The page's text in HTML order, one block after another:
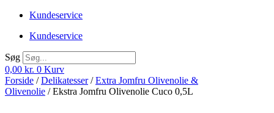
Kundeservice
Kundeservice
Søg
0,00 kr. 0 Kurv
Forside /Delikatesser/Extra Jomfru Olivenolie &
Olivenolie / Ekstra Jomfru Olivenolie Cuco 0,5L